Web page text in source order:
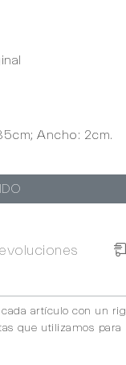
Ancho: 2cm.
artículo con un
que utilizamos para